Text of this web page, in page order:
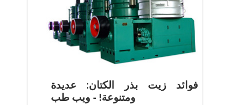
فوائد زيت بذر الكتان: عديدة
ومتنوعة! - ويب طب